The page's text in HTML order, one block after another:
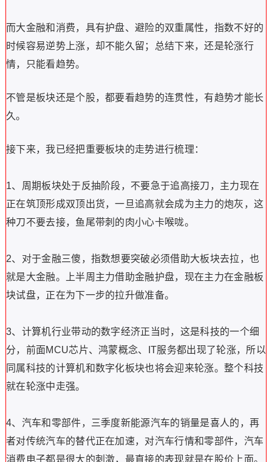
而大金融和消费，具有护盘、避险的双重属性，指数不好的
时候容易逆势上涨，却不能久留；总结下来，还是轮涨行
情，只能看趋势。
不管是板块还是个股，都要看趋势的连贯性，有趋势才能长
久。
接下来，我已经把重要板块的走势进行梳理：
1、周期板块处于反抽阶段，不要急于追高接刀，主力现在
正在筑顶形成双顶出货，一旦追高就会成为主力的炮灰，这
种刀不要去接，鱼尾带刺的肉小心卡喉咙。
2、对于金融三傻，指数想要突破必须借助大板块去拉，也
就是大金融。上半周主力借助金融护盘，现在主力在金融板
块试盘，正在为下一步的拉升做准备。
3、计算机行业带动的数字经济正当时，这是科技的一个细
分，前面MCU芯片、鸿蒙概念、IT服务都出现了轮涨，所以
同属科技的计算机和数字化板块也将会迎来轮涨。整个科技
就在轮涨中走强。
4、汽车和零部件，三季度新能源汽车的销量是喜人的，再
者对传统汽车的替代正在加速，对汽车行情和零部件，汽车
消费电子都是很大的刺激，最直接的表现就是在股价上面。